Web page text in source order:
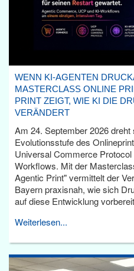
WENN KI-AGENTEN
MASTERCLASS ONLINE
PRINT ZEIGT, WIE KI DIE
VERÄNDERT
Am 24. September 2026
Evolutionsstufe des
Universal Commerce
Workflows. Mit der
Agentic Print" vermittelt der
Bayern praxisnah, wie sich
auf diese Entwicklung
Weiterlesen...